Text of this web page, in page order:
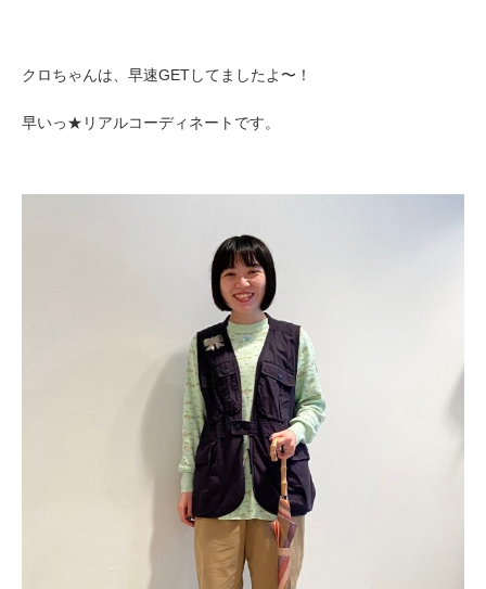
クロちゃんは、早速GETしてましたよ〜！
早いっ★ リアルコーディネートです。